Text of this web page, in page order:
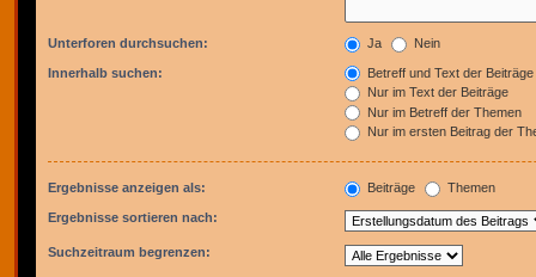
Unterforen durchsuchen: Ja Nein
Innerhalb suchen:
Betreff und Text der Beiträge
Nur im Text der Beiträge
Nur im Betreff der Themen
Nur im ersten Beitrag der
Ergebnisse anzeigen als: Beiträge Themen
Ergebnisse sortieren nach:
Suchzeitraum begrenzen: